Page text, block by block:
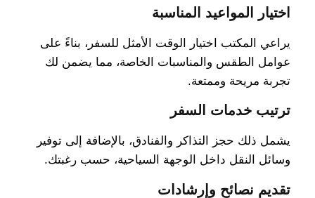
اختيار المواعيد المناسبة
يراعي المكتب اختيار الوقت الأمثل للسفر، بناءً على
عوامل الطقس والمناسبات الخاصة، مما يضمن لك
تجربة مريحة وممتعة.
ترتيب خدمات السفر
يشمل ذلك حجز التذاكر والفنادق، بالإضافة إلى توفير
وسائل النقل داخل الوجهة السياحية، حسب رغبتك.
تقديم نصائح وإرشادات